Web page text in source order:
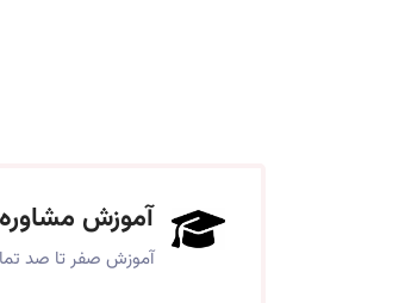
آموزش مشاوره
آموزش صفر تا صد